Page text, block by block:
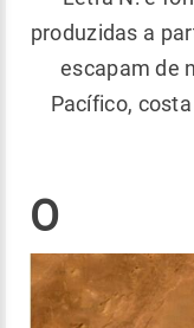
produzidas a
escapam de
Pacífico,
O